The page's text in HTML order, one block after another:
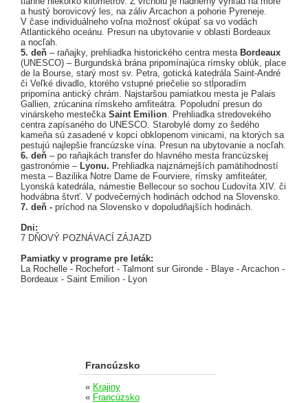
a hustý borovicový les, na záliv Arcachon a pohorie Pyreneje.
V čase individuálneho voľna možnosť okúpať sa vo vodách
Atlantického oceánu. Presun na ubytovanie v oblasti Bordeaux
a nocľah.
5. deň – raňajky, prehliadka historického centra mesta Bordeaux
(UNESCO) – Burgundská brána pripomínajúca rímsky oblúk, place
de la Bourse, starý most sv. Petra, gotická katedrála Saint-André
či Veľké divadlo, ktorého vstupné priečelie so stĺporadím
pripomína antický chrám. Najstaršou pamiatkou mesta je Palais
Gallien, zrúcanina rímskeho amfiteátra. Popoludní presun do
vinárskeho mestečka Saint Emilion. Prehliadka stredovekého
centra zapísaného do UNESCO. Starobylé domy zo šedého
kameňa sú zasadené v kopci obklopenom vinicami, na ktorých sa
pestujú najlepšie francúzske vína. Presun na ubytovanie a nocľah.
6. deň – po raňajkách transfer do hlavného mesta francúzskej
gastronómie – Lyonu. Prehliadka najznámejších pamätihodností
mesta – Bazilika Notre Dame de Fourviere, rímsky amfiteáter,
Lyonská katedrála, námestie Bellecour so sochou Ľudovíta XIV. či
hodvábna štvrť. V podvečerných hodinách odchod na Slovensko.
7. deň - príchod na Slovensko v dopoludňajších hodinách.
Dni:
7 DŇOVÝ POZNÁVACÍ ZÁJAZD
Pamiatky v programe pre leták:
La Rochelle - Rochefort - Talmont sur Gironde - Blaye - Arcachon -
Bordeaux - Saint Emilion - Lyon
Francúzsko
« Krajiny
« Francúzsko